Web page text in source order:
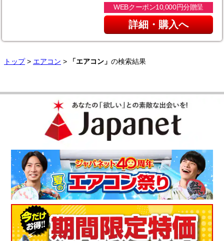
WEBクーポン10,000円分贈呈
詳細・購入へ
トップ> エアコン > 「エアコン」 の検索結果